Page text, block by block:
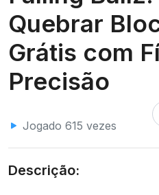
Quebrar
Grátis com
Precisão
Jogado 615 vezes
Descrição: